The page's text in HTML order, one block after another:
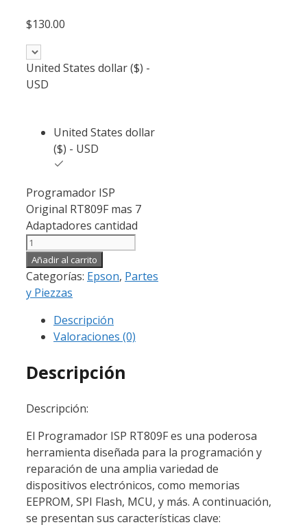
$130.00
United States dollar ($) -
USD
United States dollar
($) - USD
Programador ISP
Original RT809F mas 7
Adaptadores cantidad
Añadir al carrito
Categorías: Epson, Partes
y Piezzas
Descripción
Valoraciones (0)
Descripción
Descripción:
El Programador ISP RT809F es una poderosa
herramienta diseñada para la programación y
reparación de una amplia variedad de
dispositivos electrónicos, como memorias
EEPROM, SPI Flash, MCU, y más. A continuación,
se presentan sus características clave: